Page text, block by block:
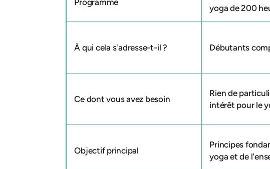
Programme
yoga de 200
À qui cela s'adresse-t-il ? Débutants
Ce dont vous avez besoin
Rien de
intérêt pour le
Objectif principal
Principes
yoga et de